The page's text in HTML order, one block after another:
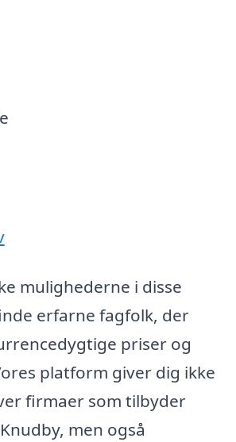
mulighederne i disse
erfarne fagfolk, der
priser og
platform giver dig ikke
firmaer som tilbyder
men også